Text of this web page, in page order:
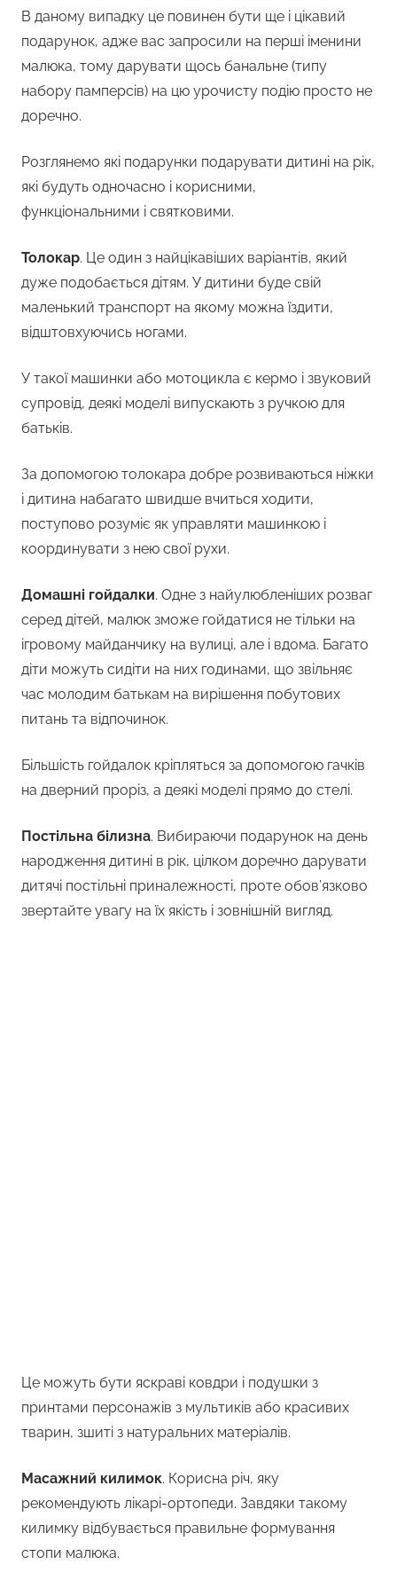
В даному випадку це повинен бути ще і цікавий
подарунок, адже вас запросили на перші іменини
малюка, тому дарувати щось банальне (типу
набору памперсів) на цю урочисту подію просто не
доречно.
Розглянемо які подарунки подарувати дитині на рік,
які будуть одночасно і корисними,
функціональними і святковими.
Толокар. Це один з найцікавіших варіантів, який
дуже подобається дітям. У дитини буде свій
маленький транспорт на якому можна їздити,
відштовхуючись ногами.
У такої машинки або мотоцикла є кермо і звуковий
супровід, деякі моделі випускають з ручкою для
батьків.
За допомогою толокара добре розвиваються ніжки
і дитина набагато швидше вчиться ходити,
поступово розуміє як управляти машинкою і
координувати з нею свої рухи.
Домашні гойдалки. Одне з найулюбленіших розваг
серед дітей, малюк зможе гойдатися не тільки на
ігровому майданчику на вулиці, але і вдома. Багато
діти можуть сидіти на них годинами, що звільняє
час молодим батькам на вирішення побутових
питань та відпочинок.
Більшість гойдалок кріпляться за допомогою гачків
на дверний проріз, а деякі моделі прямо до стелі.
Постільна білизна. Вибираючи подарунок на день
народження дитині в рік, цілком доречно дарувати
дитячі постільні приналежності, проте обов’язково
звертайте увагу на їх якість і зовнішній вигляд.
Це можуть бути яскраві ковдри і подушки з
принтами персонажів з мультиків або красивих
тварин, зшиті з натуральних матеріалів.
Масажний килимок. Корисна річ, яку
рекомендують лікарі-ортопеди. Завдяки такому
килимку відбувається правильне формування
стопи малюка.